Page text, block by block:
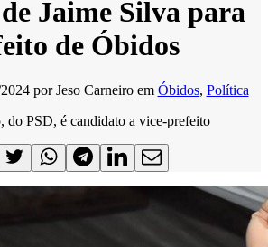
Jaime Silva para
de Óbidos
porJeso Carneiro em Óbidos, Política
do PSD, é candidato a vice-prefeito